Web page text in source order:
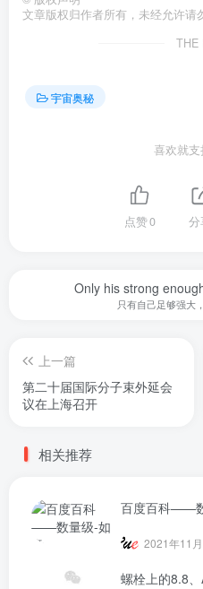
文章版权归作者所有，未经允许请
THE
宇宙奥秘
喜欢就
点赞0 分
Only his strong
只有自己足够强大
上一篇
第二十届国际分子束外延会
议在上海召开
相关推荐
百度百科——
2021年11
螺栓上的8.8